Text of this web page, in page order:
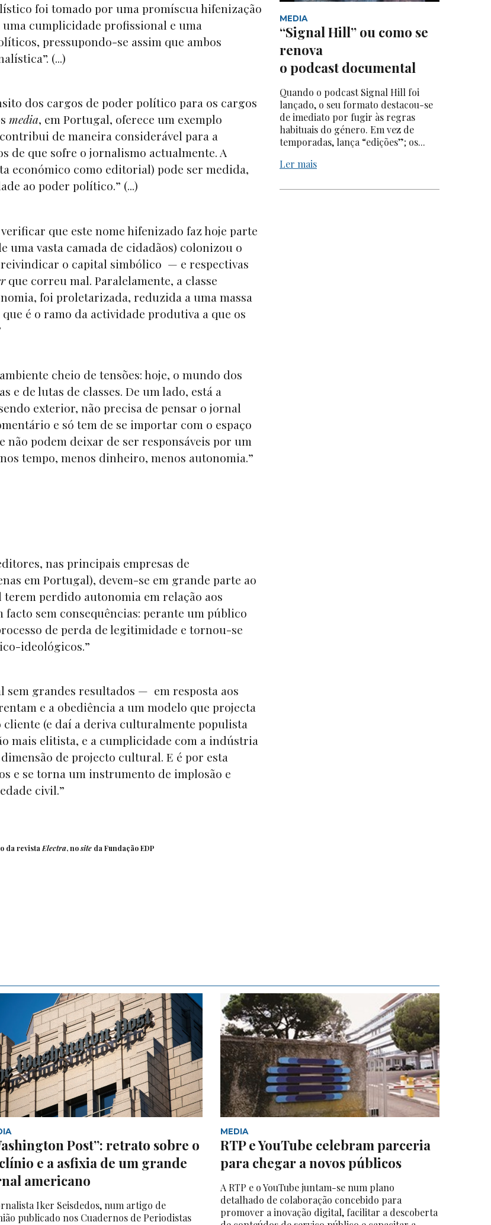
foi tomado por uma promíscua hifenização
cumplicidade profissional e uma
pressupondo-se assim que ambos
(...)
dos cargos de poder político para os cargos
media, em Portugal, oferece um exemplo
de maneira considerável para a
de que sofre o jornalismo actualmente. A
económico como editorial) pode ser medida,
ao poder político.” (...)
que este nome hifenizado faz hoje parte
uma vasta camada de cidadãos) colonizou o
o capital simbólico — e respectivas
que correu mal. Paralelamente, a classe
foi proletarizada, reduzida a uma massa
é o ramo da actividade produtiva a que os
cheio de tensões: hoje, o mundo dos
e de lutas de classes. De um lado, está a
exterior, não precisa de pensar o jornal
e só tem de se importar com o espaço
podem deixar de ser responsáveis por um
tempo, menos dinheiro, menos autonomia.”
nas principais empresas de
em Portugal), devem-se em grande parte ao
perdido autonomia em relação aos
sem consequências: perante um público
de perda de legitimidade e tornou-se
ideológicos.”
grandes resultados — em resposta aos
e a obediência a um modelo que projecta
(e daí a deriva culturalmente populista
mais elitista, e a cumplicidade com a indústria
de projecto cultural. E é por esta
e se torna um instrumento de implosão e
civil.”
da revista Electra, nosite da Fundação EDP
MEDIA
“Signal Hill” ou como se
renova
o podcast documental
Quando o podcast Signal Hill foi
lançado, o seu formato destacou-se
de imediato por fugir às regras
habituais do género. Em vez de
temporadas, lança “edições”; os...
Ler mais
Post”: retrato sobre o
e a asfixia de um grande
americano
Iker Seisdedos, num artigo de
publicado nos Cuadernos de Periodistas
MEDIA
RTP e YouTube celebram parceria
para chegar a novos públicos
A RTP e o YouTube juntam-se num plano
detalhado de colaboração concebido para
promover a inovação digital, facilitar a descoberta